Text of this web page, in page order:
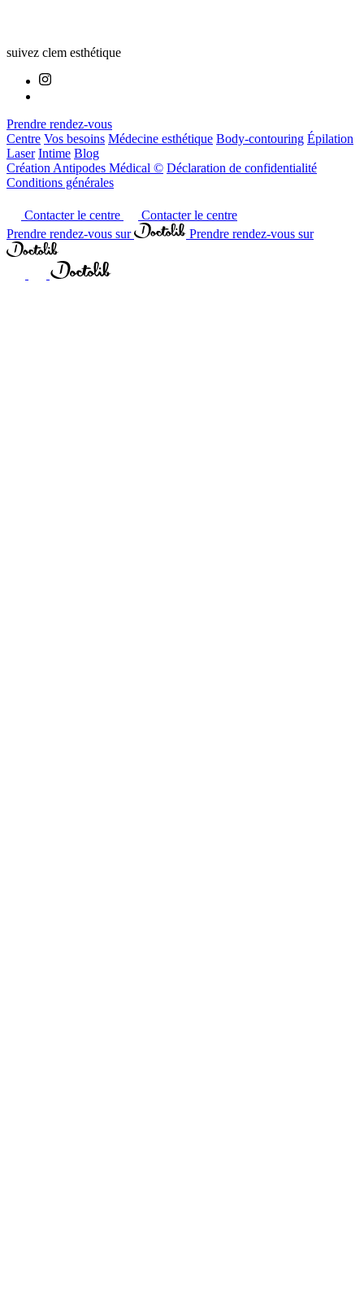
suivez clem esthétique
Prendre rendez-vous
Centre Vos besoins Médecine esthétique Body-contouring Épilation
Laser Intime Blog
Création Antipodes Médical © Déclaration de confidentialité
Conditions générales
Contacter le centre
Contacter le centre
Prendre rendez-vous sur
Prendre rendez-vous sur